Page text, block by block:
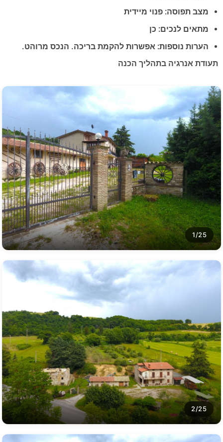
מצב תפוסה: פנוי מיידית
מתאים לנכים: כן
הערות נוספות: אפשרות להקמת בריכה. הנכס מרוהט.
תעודת אנרגיה בתהליך הכנה
1/25
2/25